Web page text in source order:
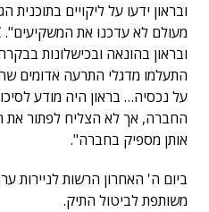
ובראון ידעו על ליקויים
ובראון בהונאה ובכישלונות
התעלמו מדגלי התרעה אדומים
על נכסיה… בראון היה מודע
החברה, אך לא הצליח לפתור את
אותן מספיק בחברה".
ביום ה' האחרון הרשות לניירות
משותפת לביטול התיק.